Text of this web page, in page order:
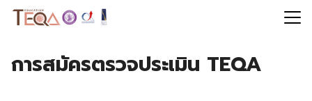
Skip
การสมัครตรวจประเมิน TEQA